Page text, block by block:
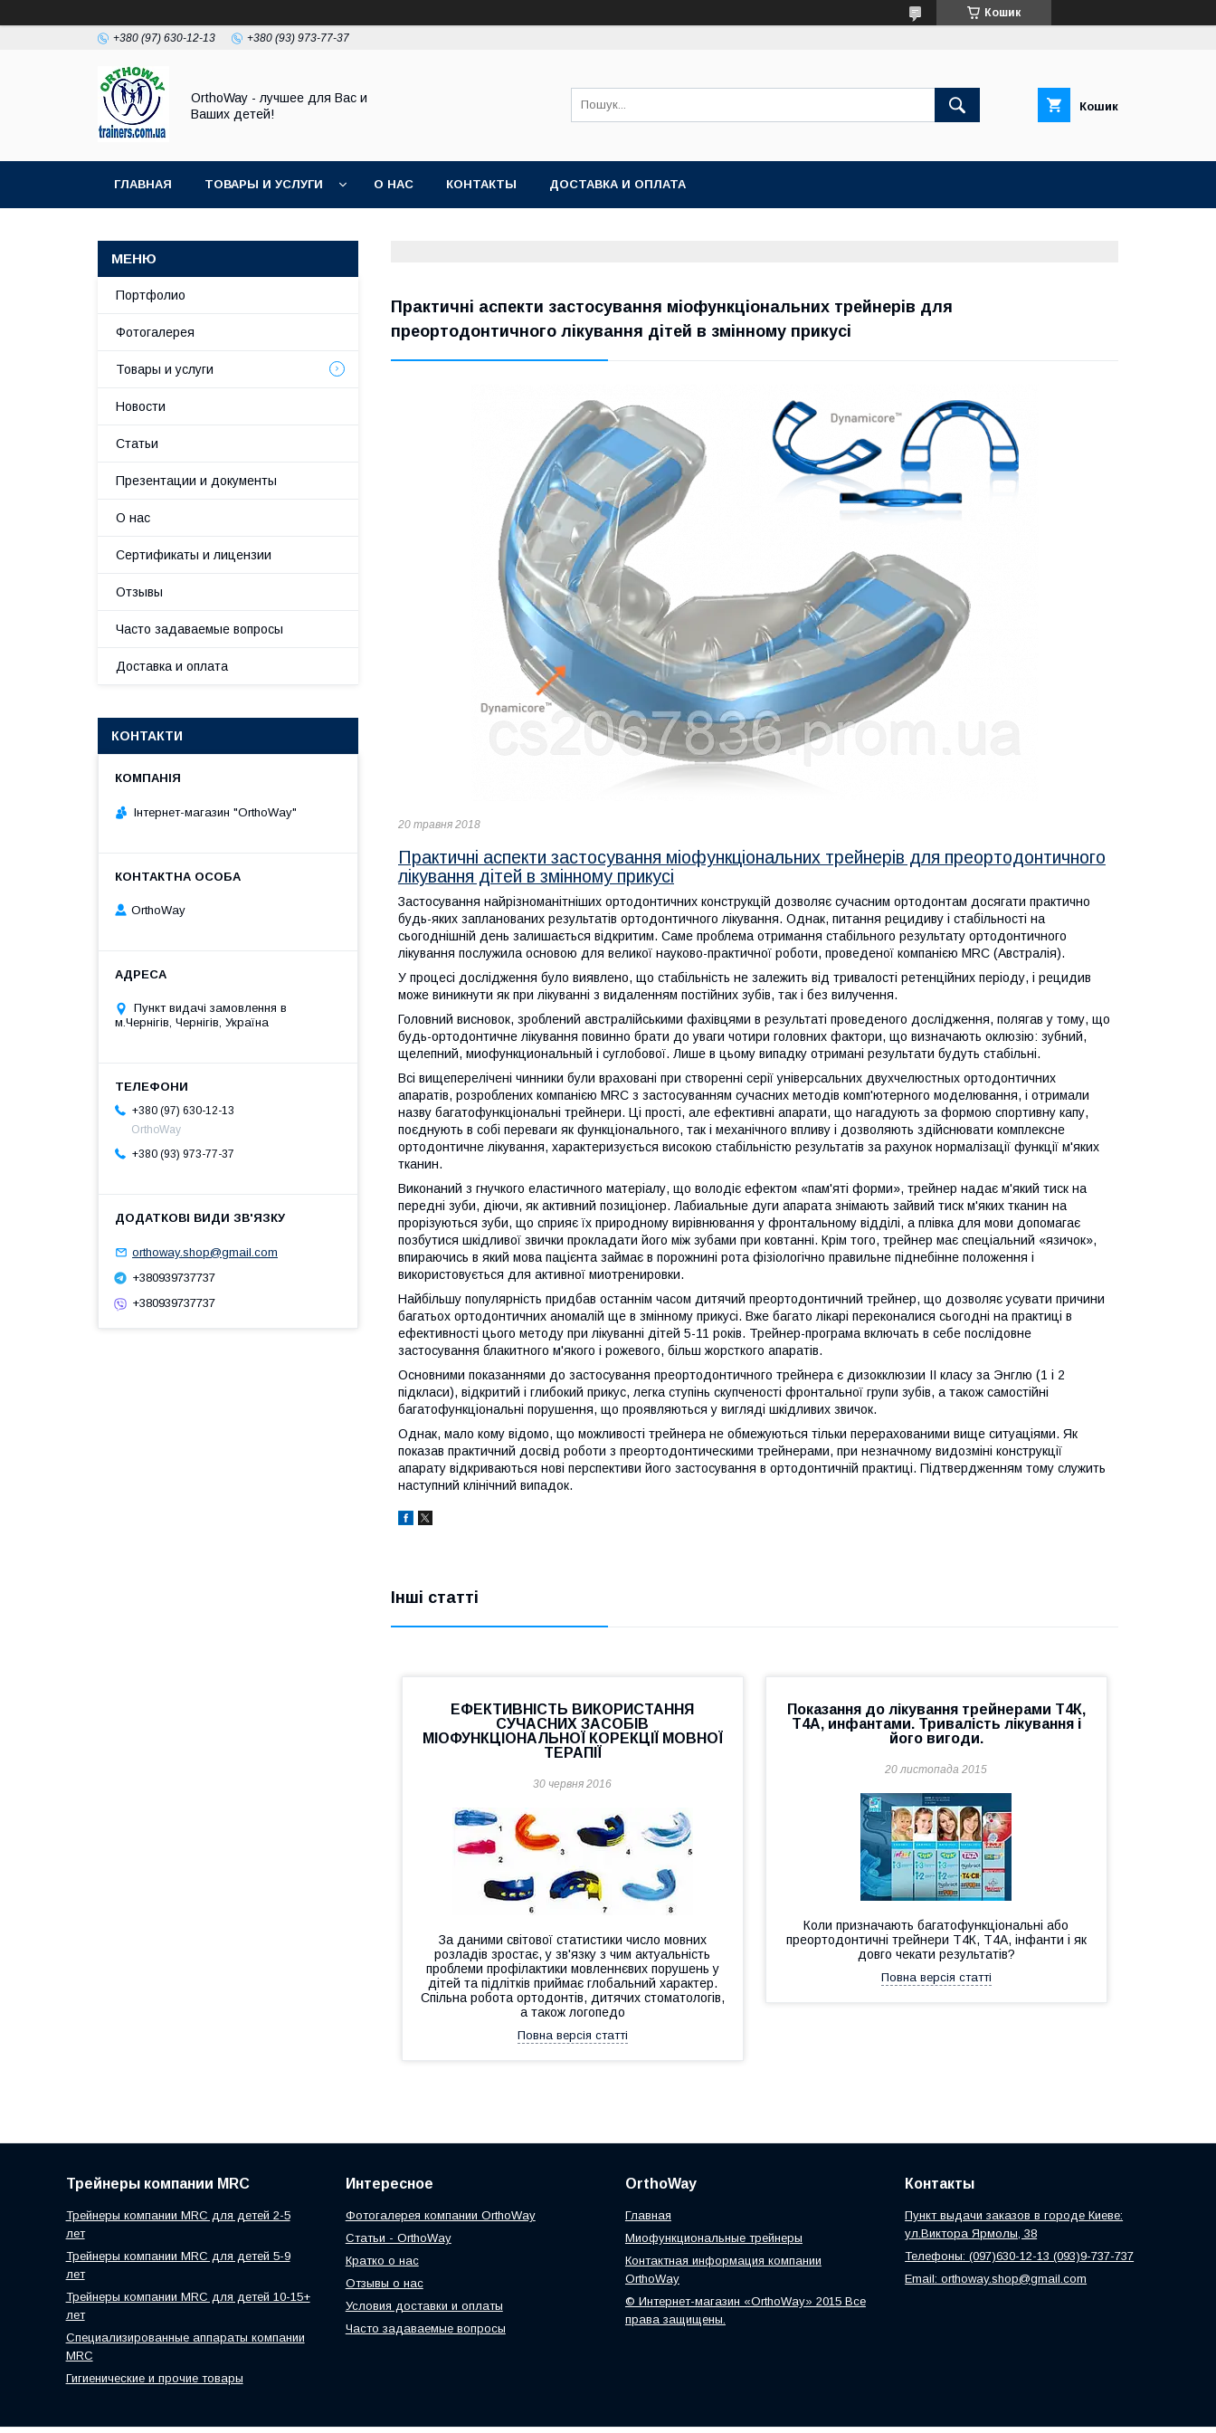
Кошик
+380 (97) 630-12-13 +380 (93) 973-77-37
OrthoWay - лучшее для Вас и
Ваших детей!
Кошик
ГЛАВНАЯ ТОВАРЫ И УСЛУГИ О НАС КОНТАКТЫ ДОСТАВКА И ОПЛАТА
Практичні аспекти застосування міофункціональних трейнерів для
преортодонтичного лікування дітей в змінному прикусі
20 травня 2018
Практичні аспекти застосування міофункціональних трейнерів для преортодонтичного
лікування дітей в змінному прикусі
Застосування найрізноманітніших ортодонтичних конструкцій дозволяє сучасним ортодонтам досягати практично
будь-яких запланованих результатів ортодонтичного лікування. Однак, питання рецидиву і стабільності на
сьогоднішній день залишається відкритим. Саме проблема отримання стабільного результату ортодонтичного
лікування послужила основою для великої науково-практичної роботи, проведеної компанією MRC (Австралія).
У процесі дослідження було виявлено, що стабільність не залежить від тривалості ретенційних періоду, і рецидив
може виникнути як при лікуванні з видаленням постійних зубів, так і без вилучення.
Головний висновок, зроблений австралійськими фахівцями в результаті проведеного дослідження, полягав у тому, що
будь-ортодонтичне лікування повинно брати до уваги чотири головних фактори, що визначають оклюзію: зубний,
щелепний, миофункциональный і суглобової. Лише в цьому випадку отримані результати будуть стабільні.
Всі вищеперелічені чинники були враховані при створенні серії універсальних двухчелюстных ортодонтичних
апаратів, розроблених компанією MRC з застосуванням сучасних методів комп'ютерного моделювання, і отримали
назву багатофункціональні трейнери. Ці прості, але ефективні апарати, що нагадують за формою спортивну капу,
поєднують в собі переваги як функціонального, так і механічного впливу і дозволяють здійснювати комплексне
ортодонтичне лікування, характеризується високою стабільністю результатів за рахунок нормалізації функції м'яких
тканин.
Виконаний з гнучкого еластичного матеріалу, що володіє ефектом «пам'яті форми», трейнер надає м'який тиск на
передні зуби, діючи, як активний позиціонер. Лабиальные дуги апарата знімають зайвий тиск м'яких тканин на
прорізуються зуби, що сприяє їх природному вирівнювання у фронтальному відділі, а плівка для мови допомагає
позбутися шкідливої звички прокладати його між зубами при ковтанні. Крім того, трейнер має спеціальний «язичок»,
впираючись в який мова пацієнта займає в порожнині рота фізіологічно правильне піднебінне положення і
використовується для активної миотренировки.
Найбільшу популярність придбав останнім часом дитячий преортодонтичний трейнер, що дозволяє усувати причини
багатьох ортодонтичних аномалій ще в змінному прикусі. Вже багато лікарі переконалися сьогодні на практиці в
ефективності цього методу при лікуванні дітей 5-11 років. Трейнер-програма включать в себе послідовне
застосування блакитного м'якого і рожевого, більш жорсткого апаратів.
Основними показаннями до застосування преортодонтичного трейнера є дизокклюзии II класу за Энглю (1 і 2
підкласи), відкритий і глибокий прикус, легка ступінь скупченості фронтальної групи зубів, а також самостійні
багатофункціональні порушення, що проявляються у вигляді шкідливих звичок.
Однак, мало кому відомо, що можливості трейнера не обмежуються тільки перерахованими вище ситуаціями. Як
показав практичний досвід роботи з преортодонтическими трейнерами, при незначному видозміні конструкції
апарату відкриваються нові перспективи його застосування в ортодонтичній практиці. Підтвердженням тому служить
наступний клінічний випадок.
Інші статті
ЕФЕКТИВНІСТЬ ВИКОРИСТАННЯ
СУЧАСНИХ ЗАСОБІВ
МІОФУНКЦІОНАЛЬНОЇ КОРЕКЦІЇ МОВНОЇ
ТЕРАПІЇ
30 червня 2016
За даними світової статистики число мовних
розладів зростає, у зв'язку з чим актуальність
проблеми профілактики мовленнєвих порушень у
дітей та підлітків приймає глобальний характер.
Спільна робота ортодонтів, дитячих стоматологів,
а також логопедо
Повна версія статті
Показання до лікування трейнерами Т4К,
Т4А, инфантами. Тривалість лікування і
його вигоди.
20 листопада 2015
Коли призначають багатофункціональні або
преортодонтичні трейнери Т4К, Т4А, інфанти і як
довго чекати результатів?
Повна версія статті
Портфолио
Фотогалерея
Товары и услуги
Новости
Статьи
Презентации и документы
О нас
Сертификаты и лицензии
Отзывы
Часто задаваемые вопросы
Доставка и оплата
КОНТАКТИ
Інтернет-магазин "OrthoWay"
OrthoWay
Пункт видачі замовлення в
м.Чернігів, Чернігів, Україна
+380 (97) 630-12-13
OrthoWay
+380 (93) 973-77-37
orthoway.shop@gmail.com
+380939737737
+380939737737
Трейнеры компании MRC
Трейнеры компании MRC для детей 2-5
лет
Трейнеры компании MRC для детей 5-9
лет
Трейнеры компании MRC для детей 10-15+
лет
Специализированные аппараты компании
MRC
Гигиенические и прочие товары
Интересное
Фотогалерея компании OrthoWay
Статьи - OrthoWay
Кратко о нас
Отзывы о нас
Условия доставки и оплаты
Часто задаваемые вопросы
OrthoWay
Главная
Миофункциональные трейнеры
Контактная информация компании
OrthoWay
© Интернет-магазин «OrthoWay» 2015 Все
права защищены.
Контакты
Пункт выдачи заказов в городе Киеве:
ул.Виктора Ярмолы, 38
Телефоны: (097)630-12-13 (093)9-737-737
Email: orthoway.shop@gmail.com